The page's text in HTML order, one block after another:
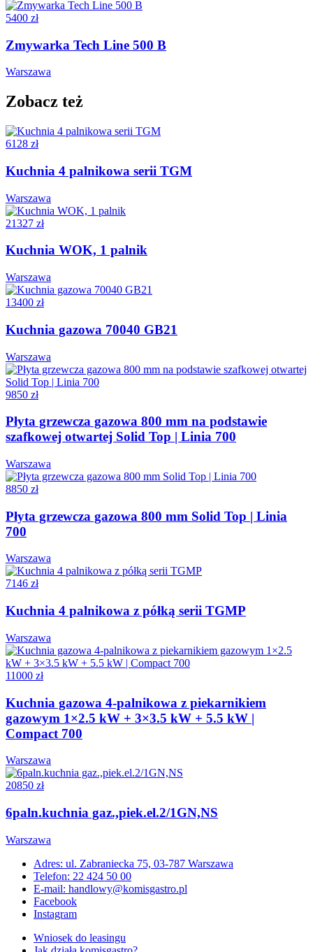
5400 zł
Zmywarka Tech Line 500 B
Warszawa
Zobacz też
6128 zł
Kuchnia 4 palnikowa serii TGM
Warszawa
21327 zł
Kuchnia WOK, 1 palnik
Warszawa
13400 zł
Kuchnia gazowa 70040 GB21
Warszawa
9850 zł
Płyta grzewcza gazowa 800 mm na podstawie
szafkowej otwartej Solid Top | Linia 700
Warszawa
8850 zł
Płyta grzewcza gazowa 800 mm Solid Top | Linia
700
Warszawa
7146 zł
Kuchnia 4 palnikowa z półką serii TGMP
Warszawa
11000 zł
Kuchnia gazowa 4-palnikowa z piekarnikiem
gazowym 1×2.5 kW + 3×3.5 kW + 5.5 kW |
Compact 700
Warszawa
20850 zł
6paln.kuchnia gaz.,piek.el.2/1GN,NS
Warszawa
Adres: ul. Zabraniecka 75, 03-787 Warszawa
Telefon: 22 424 50 00
E-mail: handlowy@komisgastro.pl
Facebook
Instagram
Wniosek do leasingu